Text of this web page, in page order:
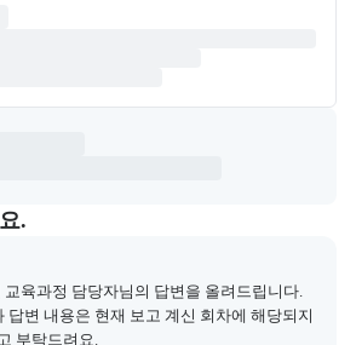
록을 확인하고, 질문을 작성할 수 있다.
.
교육과정 담당자님의 답변을 올려드립니다.
답변 내용은 현재 보고 계신 회차에 해당되지
부탁드려요.